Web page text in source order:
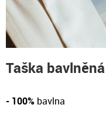
Taška bavlněná
- 100% bavlna